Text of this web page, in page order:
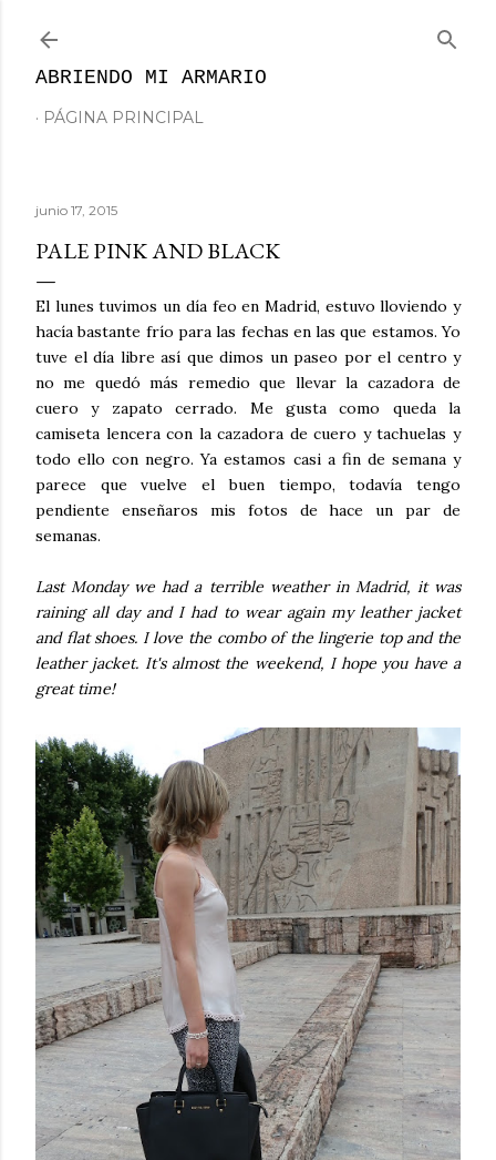
ABRIENDO MI ARMARIO
PÁGINA PRINCIPAL
junio 17, 2015
PALE PINK AND BLACK
El lunes tuvimos un día feo en Madrid, estuvo lloviendo y
hacía bastante frío para las fechas en las que estamos. Yo
tuve el día libre así que dimos un paseo por el centro y
no me quedó más remedio que llevar la cazadora de
cuero y zapato cerrado. Me gusta como queda la
camiseta lencera con la cazadora de cuero y tachuelas y
todo ello con negro. Ya estamos casi a fin de semana y
parece que vuelve el buen tiempo, todavía tengo
pendiente enseñaros mis fotos de hace un par de
semanas.
Last Monday we had a terrible weather in Madrid, it was
raining all day and I had to wear again my leather jacket
and flat shoes. I love the combo of the lingerie top and the
leather jacket. It's almost the weekend, I hope you have a
great time!